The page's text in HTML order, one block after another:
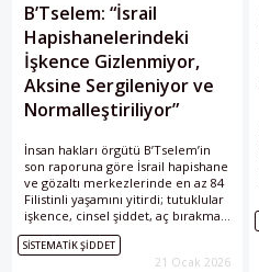
B’Tselem: “İsrail
Hapishanelerindeki
İşkence Gizlenmiyor,
Aksine Sergileniyor ve
Normalleştiriliyor”
İnsan hakları örgütü B’Tselem’in
son raporuna göre İsrail hapishane
ve gözaltı merkezlerinde en az 84
Filistinli yaşamını yitirdi; tutuklular
işkence, cinsel şiddet, aç bırakma
ve tıbbi bakımın reddi gibi
uygulamalara sistematik biçimde
SISTEMATIK ŞIDDET
21 Ocak 2026